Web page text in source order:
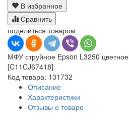
В избранное
Сравнить
поделиться товаром
МФУ струйное Epson L3250 цветное
[C11CJ67418]
Код товара: 131732
Описание
Характеристики
Отзывы о товаре